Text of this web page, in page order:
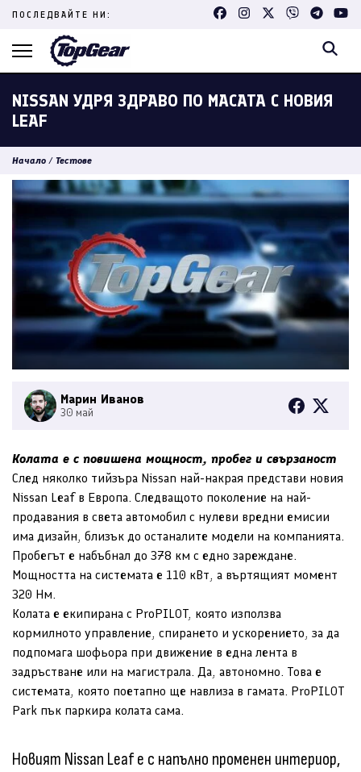
Skip
content
ПОСЛЕДВАЙТЕ НИ:
NISSAN УДРЯ ЗДРАВО ПО МАСАТА С НОВИЯ
LEAF
Начало / Тестове
Марин Иванов
30 май
Колата е с повишена мощност, пробег и свързаност
След няколко тийзъра Nissan най-накрая представи новия
Nissan Leaf в Европа. Следващото поколение на най-
продавания в света автомобил с нулеви вредни емисии
има дизайн, близък до останалите модели на компанията.
Пробегът е набъбнал до 378 км с едно зареждане.
Мощността на системата е 110 кВт, а въртящият момент
320 Нм.
Колата е екипирана с ProPILOT, която използва
кормилното управление, спирането и ускорението, за да
подпомага шофьора при движение в една лента в
задръстване или на магистрала. Да, автономно. Това е
системата, която поетапно ще навлиза в гамата. ProPILOT
Park пък паркира колата сама.
Новият Nissan Leaf е с напълно променен интериор,